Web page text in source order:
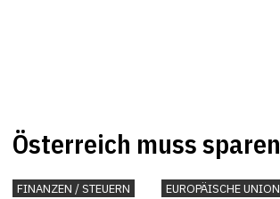
Österreich muss sparen
FINANZEN / STEUERN
EUROPÄISCHE UNION